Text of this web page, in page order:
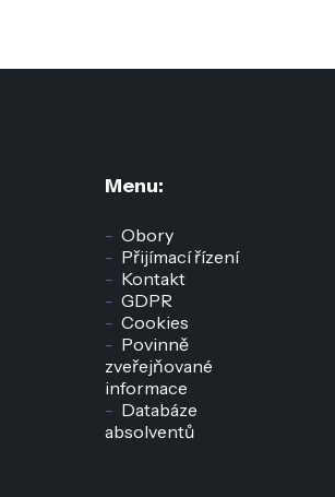
Menu:
Obory
Přijímací řízení
Kontakt
GDPR
Cookies
Povinně
zveřejňované
informace
Databáze
absolventů